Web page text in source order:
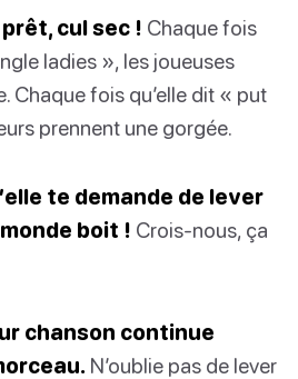
cul sec ! Chaque fois
ladies », les joueuses
Chaque fois qu’elle dit « put
prennent une gorgée.
te demande de lever
boit ! Crois-nous, ça
chanson continue
N’oublie pas de lever